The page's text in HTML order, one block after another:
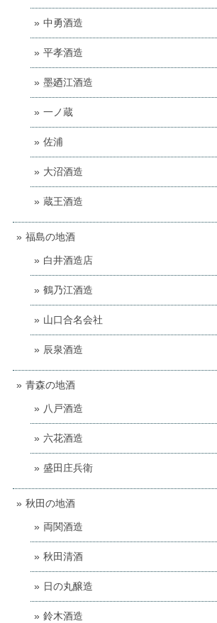
中勇酒造
平孝酒造
墨廼江酒造
一ノ蔵
佐浦
大沼酒造
蔵王酒造
福島の地酒
白井酒造店
鶴乃江酒造
山口合名会社
辰泉酒造
青森の地酒
八戸酒造
六花酒造
盛田庄兵衛
秋田の地酒
両関酒造
秋田清酒
日の丸醸造
鈴木酒造